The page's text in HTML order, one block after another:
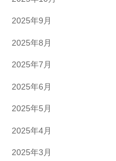
2025年9月
2025年8月
2025年7月
2025年6月
2025年5月
2025年4月
2025年3月